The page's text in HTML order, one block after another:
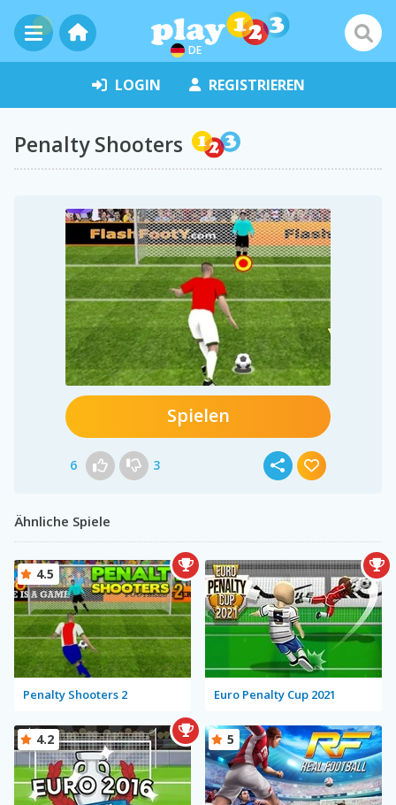
DE
LOGIN REGISTRIEREN
Penalty Shooters
Spielen
6 3
Ähnliche Spiele
Penalty Shooters 2
4.5
Euro Penalty Cup 2021
4.2 5